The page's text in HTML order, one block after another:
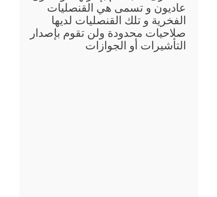
عاديون و تسمى هي القنصليات
الفخرية و تلك القنصليات لديها
صلاحيات محدودة ولن تقوم بإصدار
التأشيرات أو الجوازات